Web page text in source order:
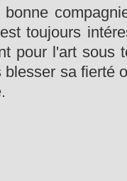
toujours
pour l'art sous
sa fierté